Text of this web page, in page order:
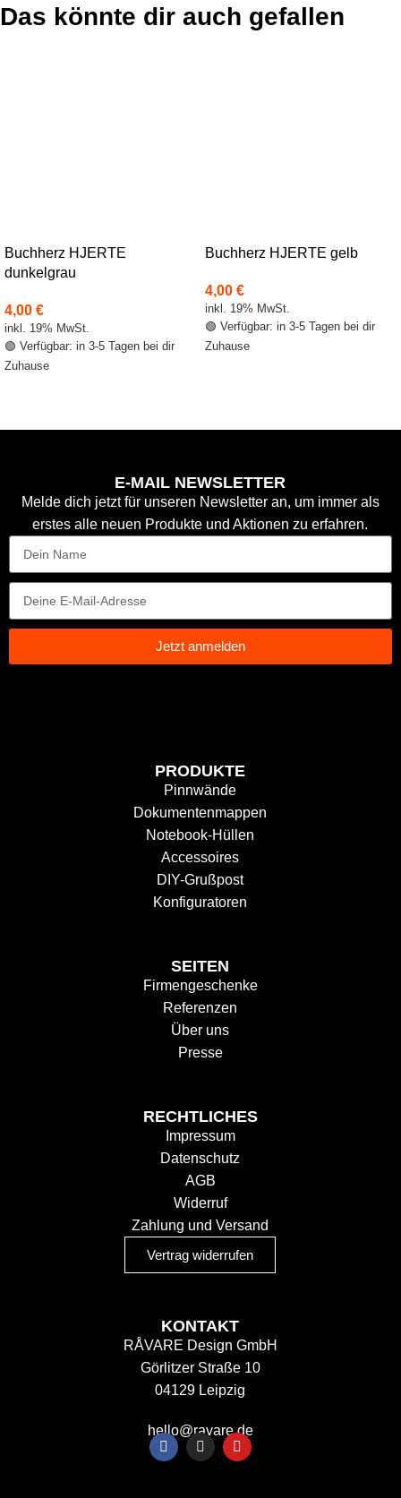
Das könnte dir auch gefallen
Buchherz HJERTE
dunkelgrau
4,00 €
inkl. 19% MwSt.
🟢 Verfügbar: in 3-5 Tagen bei dir
Zuhause
Buchherz HJERTE gelb
4,00 €
inkl. 19% MwSt.
🟢 Verfügbar: in 3-5 Tagen bei dir
Zuhause
E-MAIL NEWSLETTER
Melde dich jetzt für unseren Newsletter an, um immer als
erstes alle neuen Produkte und Aktionen zu erfahren.
Jetzt anmelden
PRODUKTE
Pinnwände
Dokumentenmappen
Notebook-Hüllen
Accessoires
DIY-Grußpost
Konfiguratoren
SEITEN
Firmengeschenke
Referenzen
Über uns
Presse
RECHTLICHES
Impressum
Datenschutz
AGB
Widerruf
Zahlung und Versand
Vertrag widerrufen
KONTAKT
RÅVARE Design GmbH
Görlitzer Straße 10
04129 Leipzig
hello@ravare.de